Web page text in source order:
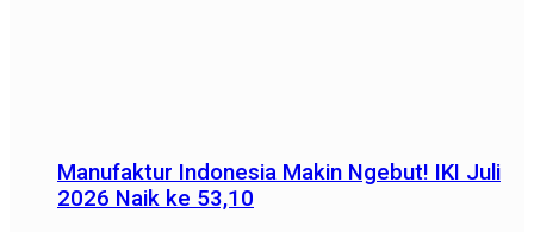
Manufaktur Indonesia Makin Ngebut! IKI Juli
2026 Naik ke 53,10